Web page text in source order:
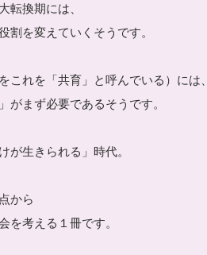
転換期には、
割を変えていくそうです。
これを「共育」と呼んでいる）には、
がまず必要であるそうです。
が生きられる」時代。
から
を考える１冊です。